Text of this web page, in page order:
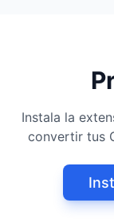
Instala la
convertir tus